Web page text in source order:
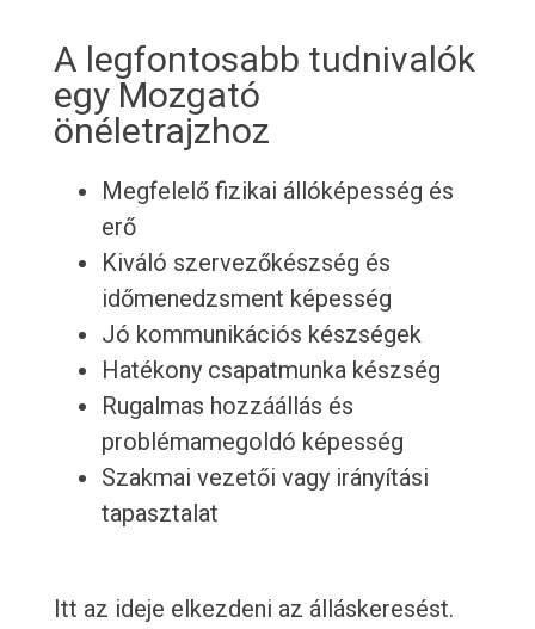
A legfontosabb tudnivalók
egy Mozgató
önéletrajzhoz
Megfelelő fizikai állóképesség és
erő
Kiváló szervezőkészség és
időmenedzsment képesség
Jó kommunikációs készségek
Hatékony csapatmunka készség
Rugalmas hozzáállás és
problémamegoldó képesség
Szakmai vezetői vagy irányítási
tapasztalat
Itt az ideje elkezdeni az álláskeresést.